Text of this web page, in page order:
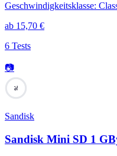
Geschwindigkeitsklasse:
ab 15,70 €
6 Tests
📷
76
Sandisk
Sandisk Mini SD 1